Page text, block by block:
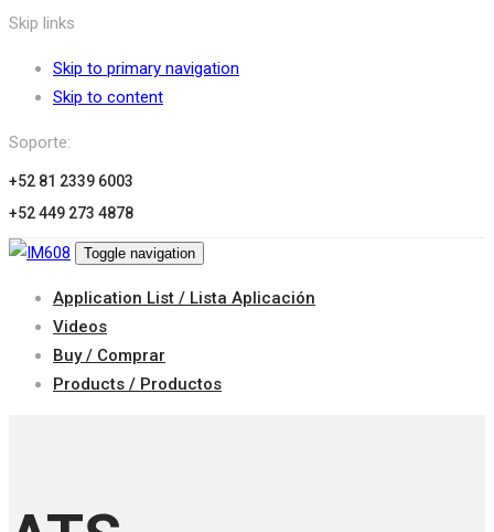
Skip links
Skip to primary navigation
Skip to content
Soporte:
+52 81 2339 6003
+52 449 273 4878
Toggle navigation
Application List / Lista Aplicación
Videos
Buy / Comprar
Products / Productos